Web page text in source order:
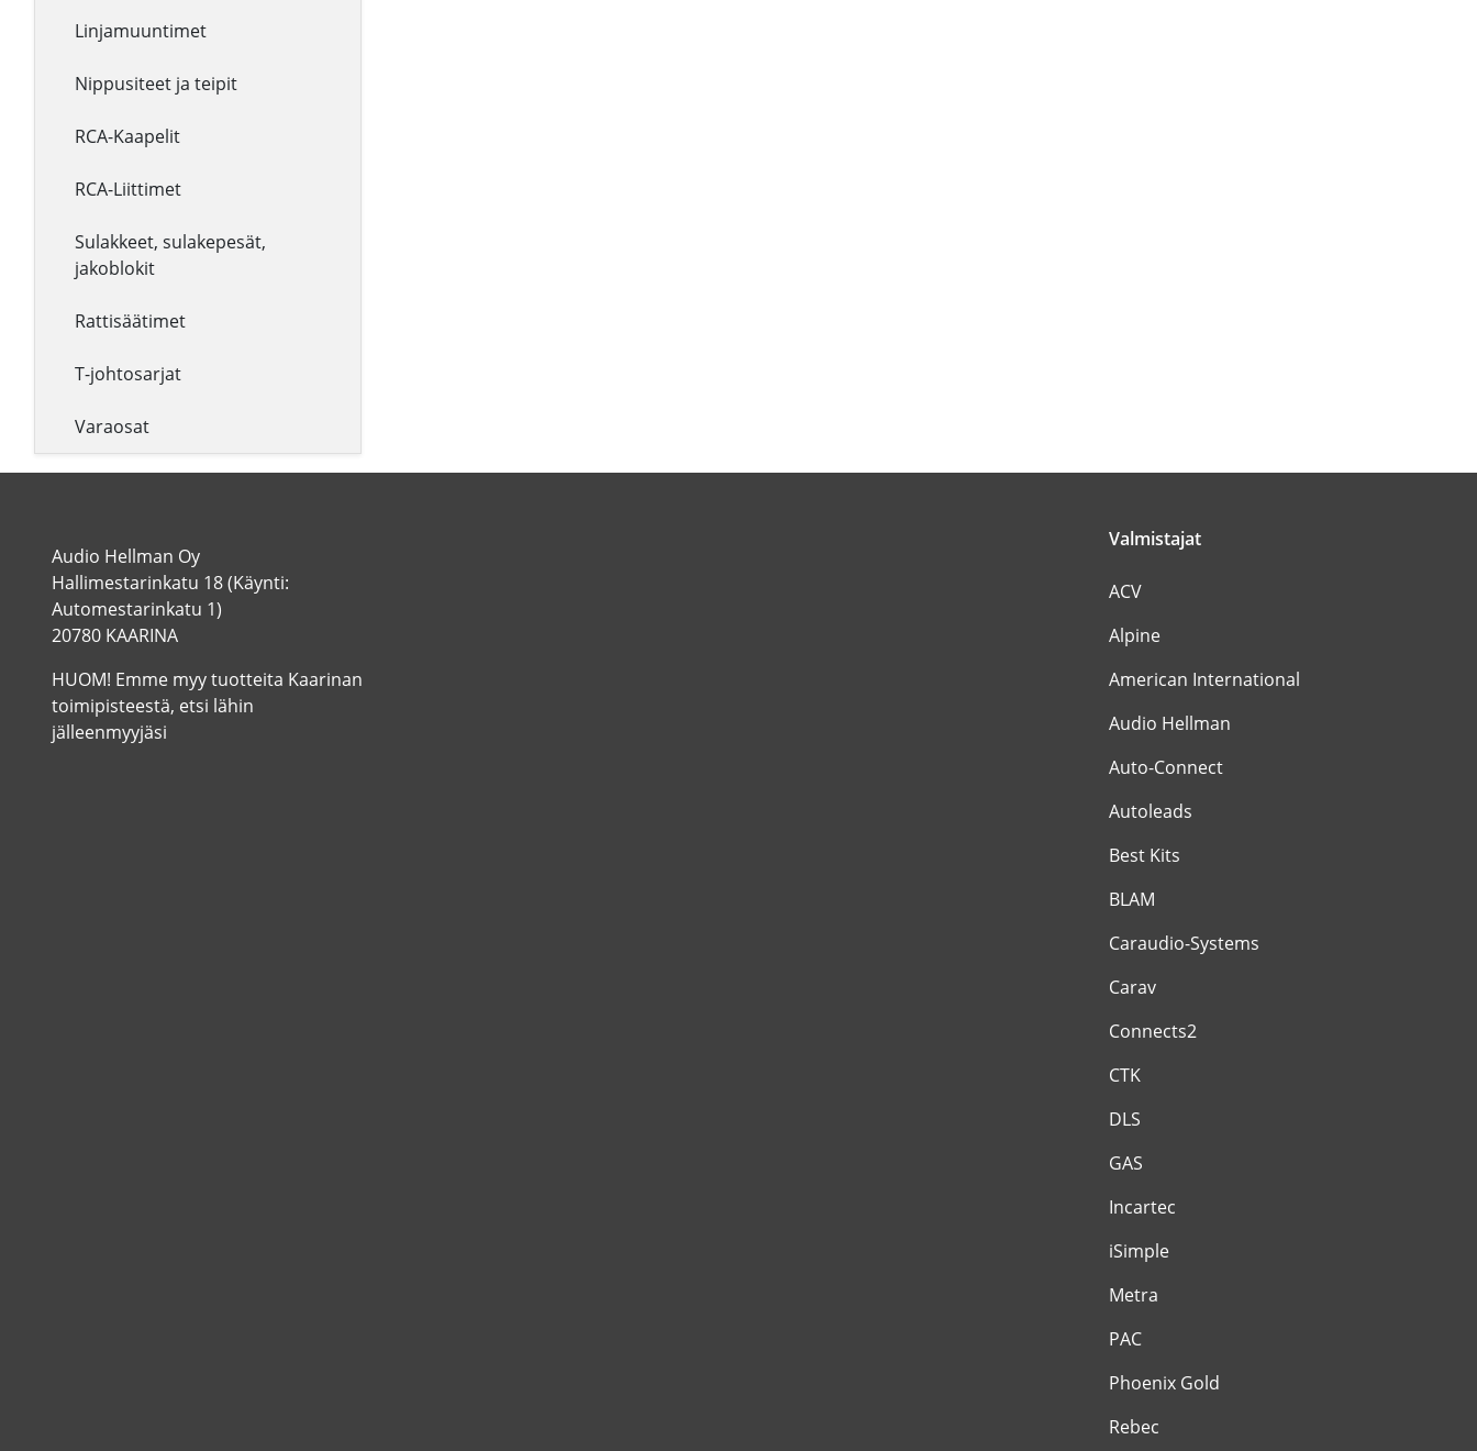
Linjamuuntimet
Nippusiteet ja teipit
RCA-Kaapelit
RCA-Liittimet
Sulakkeet, sulakepesät,
jakoblokit
Rattisäätimet
T-johtosarjat
Varaosat
Audio Hellman Oy
Hallimestarinkatu 18 (Käynti:
Automestarinkatu 1)
20780 KAARINA
HUOM! Emme myy tuotteita Kaarinan
toimipisteestä, etsi lähin
jälleenmyyjäsi
Valmistajat
ACV
Alpine
American International
Audio Hellman
Auto-Connect
Autoleads
Best Kits
BLAM
Caraudio-Systems
Carav
Connects2
CTK
DLS
GAS
Incartec
iSimple
Metra
PAC
Phoenix Gold
Rebec